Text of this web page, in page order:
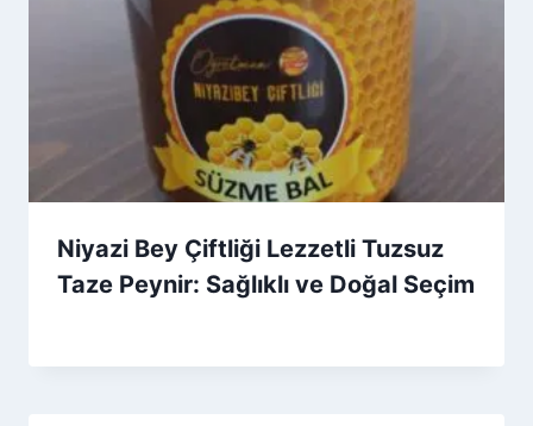
Niyazi Bey Çiftliği Lezzetli Tuzsuz
Taze Peynir: Sağlıklı ve Doğal Seçim